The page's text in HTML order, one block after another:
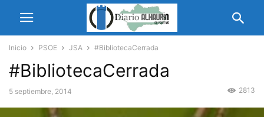
Inicio PSOE JSA #BibliotecaCerrada
#BibliotecaCerrada
5 septiembre, 2014 2813